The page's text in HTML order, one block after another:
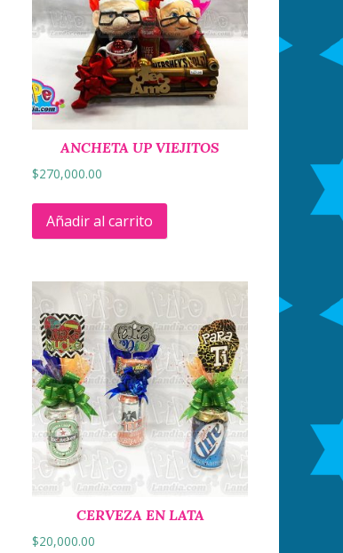
ANCHETA UP VIEJITOS
$270,000.00
Añadir al carrito
CERVEZA EN LATA
$20,000.00